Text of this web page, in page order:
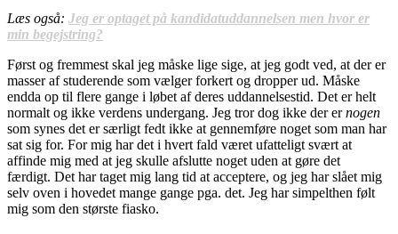
Læs også: Jeg er optaget på kandidatuddannelsen men hvor er
min begejstring?
Først og fremmest skal jeg måske lige sige, at jeg godt ved, at der er
masser af studerende som vælger forkert og dropper ud. Måske
endda op til flere gange i løbet af deres uddannelsestid. Det er helt
normalt og ikke verdens undergang. Jeg tror dog ikke der ernogen
som synes det er særligt fedt ikke at gennemføre noget som man har
sat sig for. For mig har det i hvert fald været ufatteligt svært at
affinde mig med at jeg skulle afslutte noget uden at gøre det
færdigt. Det har taget mig lang tid at acceptere, og jeg har slået mig
selv oven i hovedet mange gange pga. det. Jeg har simpelthen følt
mig som den største fiasko.